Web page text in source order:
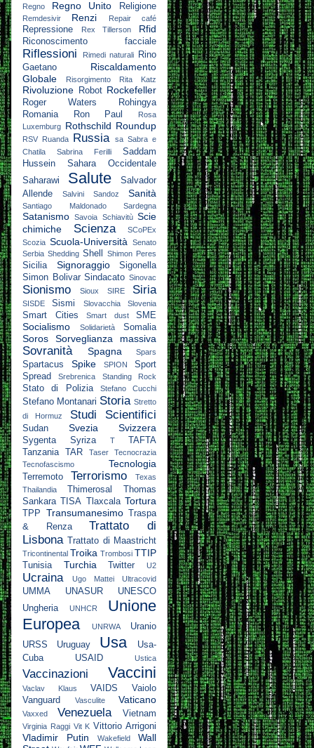
Regno Regno Unito Religione
Remdesivir Renzi Repair café
Repressione Rex Tillerson Rfid
Riconoscimento facciale
Riflessioni Rimedi naturali
Rino
Gaetano
Riscaldamento
Globale
Risorgimento Rita Katz
Rivoluzione Robot Rockefeller
Roger Waters
Rohingya
Romania
Ron Paul
Rosa
Luxemburg Rothschild Roundup
RSV Ruanda Russia sa Sabra e
Chatila
Sabrina Ferilli
Saddam
Hussein
Sahara Occidentale
Saharawi
Salute
Salvador
Allende
Salvini Sandoz Sanità
Santiago Maldonado Sardegna
Satanismo Savoia Schiavitù Scie
chimiche
Scienza
SCoPEx
Scozia Scuola-Università
Senato
Serbia Shedding Shell Shimon Peres
Sicilia Signoraggio
Sigonella
Simon Bolivar Sindacato Sinovac
Sionismo Sioux SIRE Siria
SISDE Sismi Slovacchia Slovenia
Smart Cities Smart dust SME
Socialismo Solidarietà Somalia
Soros Sorveglianza massiva
Sovranità Spagna Spars
Spartacus Spike SPION
Sport
Spread
Srebrenica Standing Rock
Stato di Polizia Stefano Cucchi
Stefano Montanari Storia Stretto
di Hormuz
Studi Scientifici
Sudan Svezia Svizzera
Sygenta Syriza T
TAFTA
Tanzania
TAR Taser
Tecnocrazia
Tecnofascismo
Tecnologia
Terremoto Terrorismo
Texas
Thailandia
Thimerosal
Thomas
Sankara
TISA Tlaxcala Tortura
TPP Transumanesimo
Traspa
& Renza
Trattato di
Lisbona
Trattato di Maastricht
Tricontinental Troika Trombosi TTIP
Tunisia Turchia Twitter U2
Ucraina Ugo Mattei Ultracovid
UMMA UNASUR
UNESCO
Ungheria
UNHCR
Unione
Europea
UNRWA
Uranio
URSS
Uruguay Usa
Usa-
Cuba
USAID Ustica
Vaccinazioni Vaccini
Vaclav Klaus VAIDS
Vaiolo
Vanguard
Vasculite Vaticano
Vaxxed Venezuela Vietnam
Virginia Raggi Vit K Vittorio Arrigoni
Vladimir Putin Wakefield
Wall